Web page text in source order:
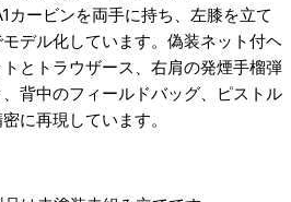
カービンを両手に持ち、左膝を立て
デル化しています。偽装ネット付ヘ
とトラウザース、右肩の発煙手榴弾
背中のフィールドバッグ、ピストル
に再現しています。